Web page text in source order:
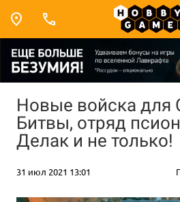
Новые войска для
Битвы, отряд
Делак и не только!
31 июл 2021 13:01